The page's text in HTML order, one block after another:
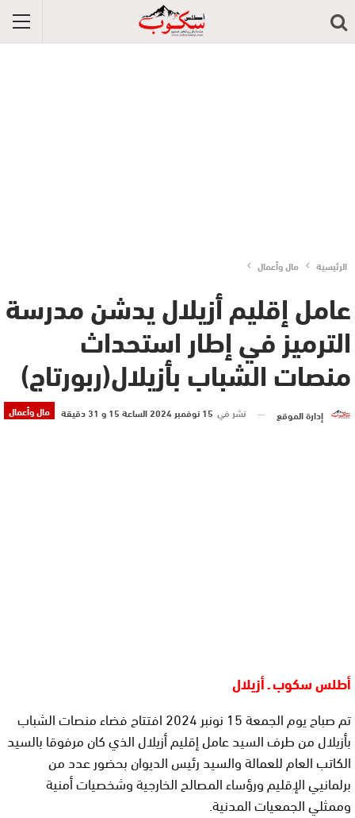
الرئيسية مال وأعمال
عامل إقليم أزيلال يدشن مدرسة
الترميز في إطار استحداث
منصات الشباب بأزيلال(ربورتاج)
مال وأعمال إدارة الموقع نشر في 15 نوفمبر 2024 الساعة 15 و 31 دقيقة
أطلس سكوبـ أزيلال
تم صباح يوم الجمعة 15 نونبر 2024 افتتاح فضاء منصات الشباب
بأزيلال من طرف السيد عامل إقليم أزيلال الذي كان مرفوقا بالسيد
الكاتب العام للعمالة والسيد رئيس الديوان بحضور عدد من
برلمانيي الإقليم ورؤساء المصالح الخارجية وشخصيات أمنية
وممثلي الجمعيات المدنية.